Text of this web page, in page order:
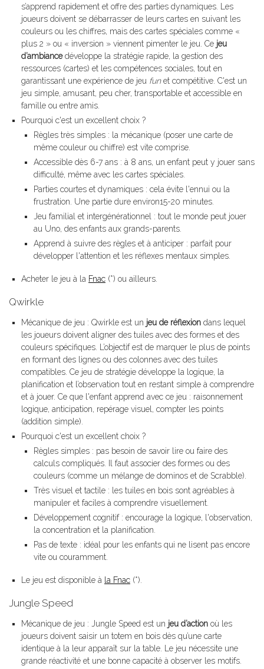
s’apprend rapidement et offre des parties dynamiques. Les
joueurs doivent se débarrasser de leurs cartes en suivant les
couleurs ou les chiffres, mais des cartes spéciales comme «
plus 2 » ou « inversion » viennent pimenter le jeu. Ce jeu
d’ambiancedéveloppe la stratégie rapide, la gestion des
ressources (cartes) et les compétences sociales, tout en
garantissant une expérience de jeu funet compétitive. C'est un
jeu simple, amusant, peu cher, transportable et accessible en
famille ou entre amis.
Pourquoi c'est un excellent choix ?
Règles très simples : la mécanique (poser une carte de
même couleur ou chiffre) est vite comprise.
Accessible dès 6-7 ans : à 8 ans, un enfant peut y jouer sans
difficulté, même avec les cartes spéciales.
Parties courtes et dynamiques : cela évite l'ennui ou la
frustration. Une partie dure environ15-20 minutes.
Jeu familial et intergénérationnel : tout le monde peut jouer
au Uno, des enfants aux grands-parents.
Apprend à suivre des règles et à anticiper : parfait pour
développer l'attention et les réflexes mentaux simples.
Acheter le jeu à la Fnac (*) ou ailleurs.
Qwirkle
Mécanique de jeu : Qwirkle est un jeu de réflexion dans lequel
les joueurs doivent aligner des tuiles avec des formes et des
couleurs spécifiques. L’objectif est de marquer le plus de points
en formant des lignes ou des colonnes avec des tuiles
compatibles. Ce jeu de stratégie développe la logique, la
planification et l’observation tout en restant simple à comprendre
et à jouer. Ce que l'enfant apprend avec ce jeu : raisonnement
logique, anticipation, repérage visuel, compter les points
(addition simple).
Pourquoi c'est un excellent choix ?
Règles simples : pas besoin de savoir lire ou faire des
calculs compliqués. Il faut associer des formes ou des
couleurs (comme un mélange de dominos et de Scrabble).
Très visuel et tactile : les tuiles en bois sont agréables à
manipuler et faciles à comprendre visuellement.
Développement cognitif : encourage la logique, l'observation,
la concentration et la planification.
Pas de texte : idéal pour les enfants qui ne lisent pas encore
vite ou couramment.
Le jeu est disponible à la Fnac (*).
Jungle Speed
Mécanique de jeu : Jungle Speed est un jeu d’action où les
joueurs doivent saisir un totem en bois dès qu’une carte
identique à la leur apparaît sur la table. Le jeu nécessite une
grande réactivité et une bonne capacité à observer les motifs.